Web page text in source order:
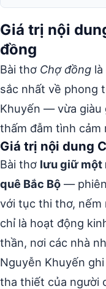
Giá trị nội
đồng
Bài thơ Chợ đồng
sắc nhất về phong
Khuyến — vừa giàu
thấm đẫm tình cảm
Giá trị nội dung
Bài thơ lưu giữ một
quê Bắc Bộ —
với tục thi thơ, nếm
chỉ là hoạt động
thần, nơi các nhà
Nguyễn Khuyến
tha thiết của người